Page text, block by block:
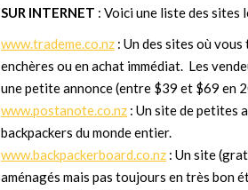
SUR INTERNET : Voici une liste des sites
www.trademe.co.nz : Un des sites où
enchères ou en achat immédiat. Les
une petite annonce (entre $39 et $69 en
www.postanote.co.nz : Un site de petites
backpackers du monde entier.
www.backpackerboard.co.nz : Un site
aménagés mais pas toujours en très bon